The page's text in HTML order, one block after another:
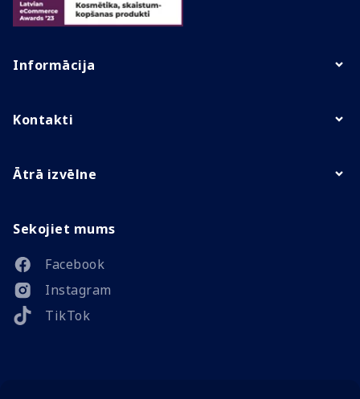
Informācija
Kontakti
Ātrā izvēlne
Sekojiet mums
Facebook
Instagram
TikTok